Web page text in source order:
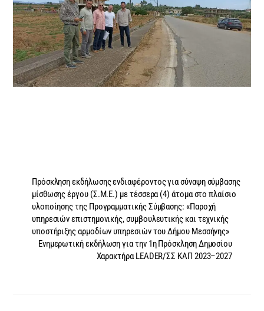
Πρόσκληση εκδήλωσης ενδιαφέροντος για σύναψη σύμβασης
μίσθωσης έργου (Σ.Μ.Ε.) με τέσσερα (4) άτομα στο πλαίσιο
υλοποίησης της Προγραμματικής Σύμβασης: «Παροχή
υπηρεσιών επιστημονικής, συμβουλευτικής και τεχνικής
υποστήριξης αρμοδίων υπηρεσιών του Δήμου Μεσσήνης»
Ενημερωτική εκδήλωση για την 1η Πρόσκληση Δημοσίου
Χαρακτήρα LEADER/ΣΣ ΚΑΠ 2023–2027